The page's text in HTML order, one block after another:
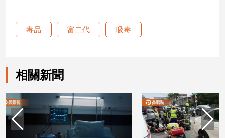
星
流
行/
時
尚
毒品 富二代 吸毒
相關新聞